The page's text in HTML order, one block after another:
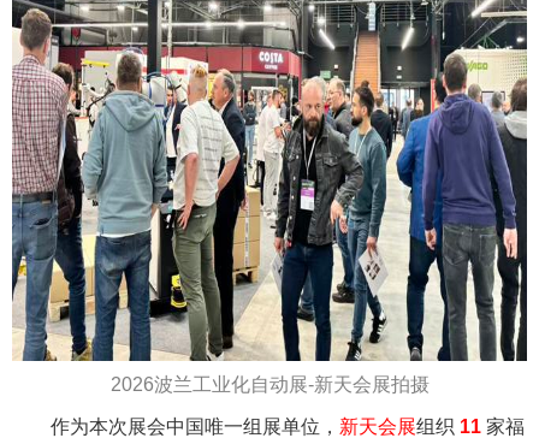
2026波兰工业化自动展-新天会展拍摄
作为本次展会中国唯一组展单位， 新天会展组织 11 家福